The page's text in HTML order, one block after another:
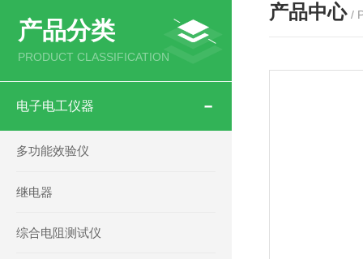
产品分类
PRODUCT CLASSIFICATION
电子电工仪器
多功能效验仪
继电器
综合电阻测试仪
产品中心 /